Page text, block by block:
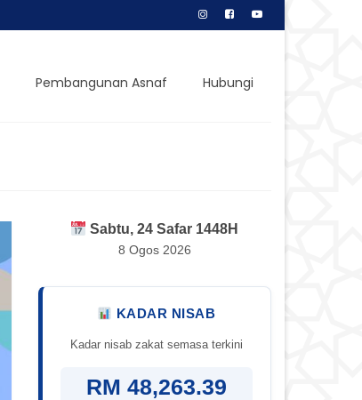
Pembangunan Asnaf Hubungi
Sabtu, 24 Safar 1448H
8 Ogos 2026
KADAR NISAB
Kadar nisab zakat semasa terkini
RM 48,263.39